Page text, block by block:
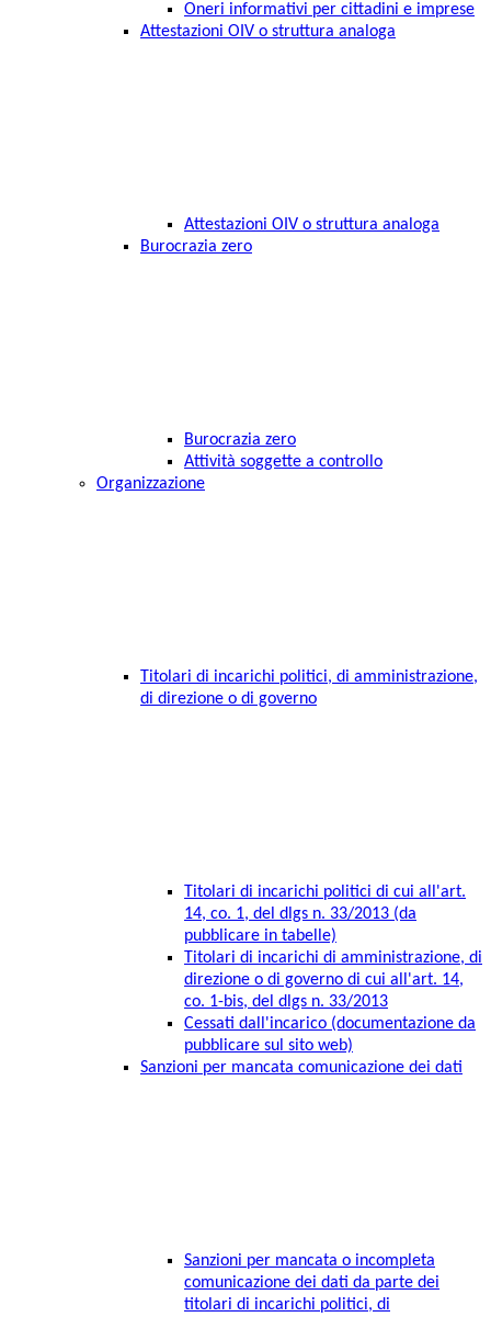
Oneri informativi per cittadini e imprese
Attestazioni OIV o struttura analoga
Attestazioni OIV o struttura analoga
Burocrazia zero
Burocrazia zero
Attività soggette a controllo
Organizzazione
Titolari di incarichi politici, di amministrazione,
di direzione o di governo
Titolari di incarichi politici di cui all'art.
14, co. 1, del dlgs n. 33/2013 (da
pubblicare in tabelle)
Titolari di incarichi di amministrazione, di
direzione o di governo di cui all'art. 14,
co. 1-bis, del dlgs n. 33/2013
Cessati dall'incarico (documentazione da
pubblicare sul sito web)
Sanzioni per mancata comunicazione dei dati
Sanzioni per mancata o incompleta
comunicazione dei dati da parte dei
titolari di incarichi politici, di